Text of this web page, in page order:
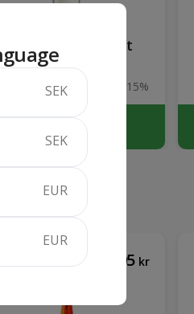
Cinzano Bianco 1 lit
15%
105 kr
SEK
SEK
EUR
EUR